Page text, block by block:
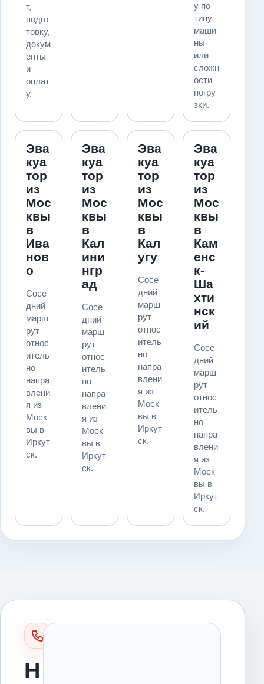
т,
подго
товку,
докум
енты
и
оплат
у.
у по
типу
маши
ны
или
сложн
ости
погру
зки.
Эва
куа
тор
из
Мос
квы
в
Ива
нов
о
Сосе
дний
марш
рут
относ
итель
но
напра
влени
я из
Моск
вы в
Иркут
ск.
Эва
куа
тор
из
Мос
квы
в
Кал
ини
нгр
ад
Сосе
дний
марш
рут
относ
итель
но
напра
влени
я из
Моск
вы в
Иркут
ск.
Эва
куа
тор
из
Мос
квы
в
Кал
угу
Сосе
дний
марш
рут
относ
итель
но
напра
влени
я из
Моск
вы в
Иркут
ск.
Эва
куа
тор
из
Мос
квы
в
Кам
енс
к-
Ша
хти
нск
ий
Сосе
дний
марш
рут
относ
итель
но
напра
влени
я из
Моск
вы в
Иркут
ск.
Н